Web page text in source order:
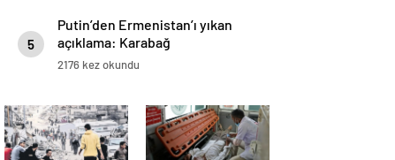
5
Putin’den Ermenistan’ı yıkan
açıklama: Karabağ
Azerbaycan’ın ayrılmaz bir
2176 kez okundu